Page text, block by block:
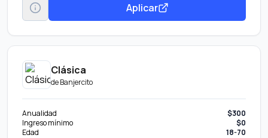
Aplicar
Clásica
deBanjercito
Anualidad
$300
Ingreso mínimo
$0
Edad
18-70